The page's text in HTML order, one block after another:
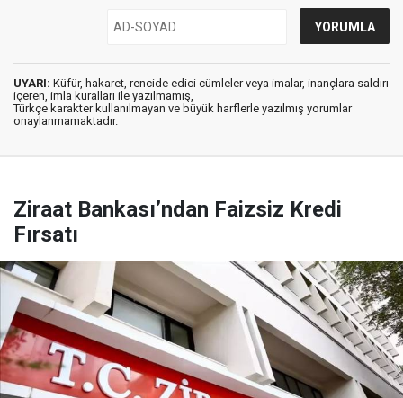
UYARI: Küfür, hakaret, rencide edici cümleler veya imalar, inançlara saldırı
içeren, imla kuralları ile yazılmamış,
Türkçe karakter kullanılmayan ve büyük harflerle yazılmış yorumlar
onaylanmamaktadır.
Ziraat Bankası’ndan Faizsiz Kredi
Fırsatı